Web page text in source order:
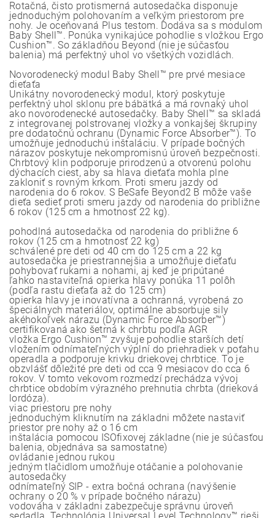
Rotačná, čisto protismerná autosedačka disponuje
jednoduchým polohovaním a veľkým priestorom pre
nohy. Je oceňovaná Plus testom. Dodáva sa s modulom
Baby Shell™. Ponúka vynikajúce pohodlie s vložkou Ergo
Cushion™. So základňou Beyond (nie je súčasťou
balenia) má perfektný uhol vo všetkých vozidlách.
Novorodenecký modul Baby Shell™ pre prvé mesiace
dieťaťa
Unikátny novorodenecký modul, ktorý poskytuje
perfektný uhol sklonu pre bábätká a má rovnaký uhol
ako novorodenecké autosedačky. Baby Shell™ sa skladá
z integrovanej polstrovanej vložky a vonkajšej škrupiny
pre dodatočnú ochranu (Dynamic Force Absorber™). To
umožňuje jednoduchú inštaláciu. V prípade bočných
nárazov poskytuje nekompromisnú úroveň bezpečnosti.
Chrbtový klin podporuje prirodzenú a otvorenú polohu
dýchacích ciest, aby sa hlava dieťaťa mohla plne
zakloniť s rovným krkom. Proti smeru jazdy od
narodenia do 6 rokov. S BeSafe Beyond2 B môže vaše
dieťa sedieť proti smeru jazdy od narodenia do približne
6 rokov (125 cm a hmotnosť 22 kg).
pohodlná autosedačka od narodenia do približne 6
rokov (125 cm a hmotnosť 22 kg)
schválené pre deti od 40 cm do 125 cm a 22 kg
autosedačka je priestrannejšia a umožňuje dieťaťu
pohybovať rukami a nohami, aj keď je pripútané
ľahko nastaviteľná opierka hlavy ponúka 11 polôh
(podľa rastu dieťaťa až do 125 cm)
opierka hlavy je inovatívna a ochranná, vyrobená zo
špeciálnych materiálov, optimálne absorbuje sily
akéhokoľvek nárazu (Dynamic Force Absorber™)
certifikovaná ako šetrná k chrbtu podľa AGR
vložka Ergo Cushion™ zvyšuje pohodlie starších detí
vložením odnímateľných výplní do priehradiek v poťahu
operadla a podporuje krivku driekovej chrbtice. To je
obzvlášť dôležité pre deti od cca 9 mesiacov do cca 6
rokov. V tomto vekovom rozmedzí prechádza vývoj
chrbtice obdobím výrazného prehnutia chrbta (drieková
lordóza).
viac priestoru pre nohy
jednoduchým kliknutím na základni môžete nastaviť
priestor pre nohy až o 16 cm
inštalácia pomocou ISOfixovej základne (nie je súčasťou
balenia, objednáva sa samostatne)
ovládanie jednou rukou
jedným tlačidlom umožňuje otáčanie a polohovanie
autosedačky
odnímateľný SIP - extra bočná ochrana (navýšenie
ochrany o 20 % v prípade bočného nárazu)
vodováha v základni zabezpečuje správnu úroveň